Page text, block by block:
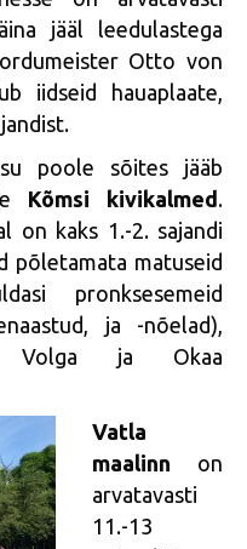
jääl leedulastega
Otto von
iidseid hauaplaate,
poole sõites jääb
Kõmsi kivikalmed.
on kaks 1.-2. sajandi
põletamata matuseid
pronksesemeid
ja -nõelad),
Volga ja Okaa
Vatla
maalinn on
arvatavasti
11.-13